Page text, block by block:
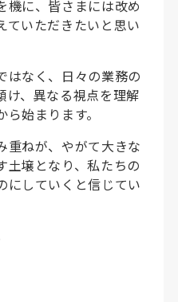
機に、皆さまには改め
ていただきたいと思い
はなく、日々の業務の
け、異なる視点を理解
始まります。
重ねが、やがて大きな
土壌となり、私たちの
にしていくと信じてい